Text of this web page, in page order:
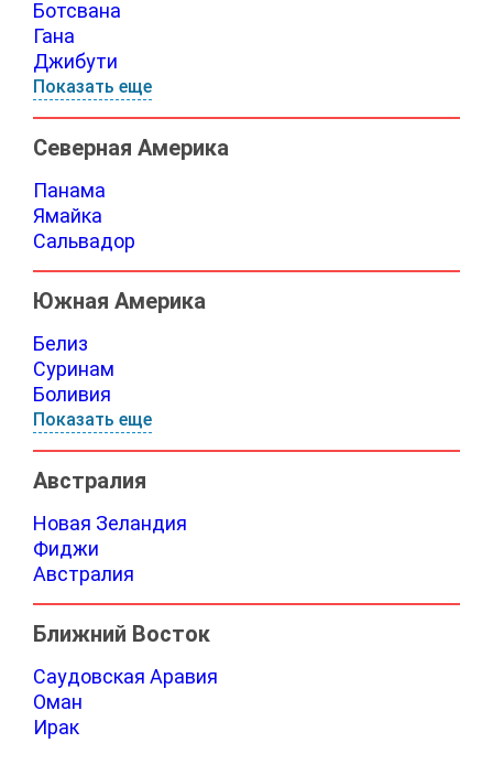
Ботсвана
Гана
Джибути
Показать еще
Северная Америка
Панама
Ямайка
Сальвадор
Южная Америка
Белиз
Суринам
Боливия
Показать еще
Австралия
Новая Зеландия
Фиджи
Австралия
Ближний Восток
Саудовская Аравия
Оман
Ирак